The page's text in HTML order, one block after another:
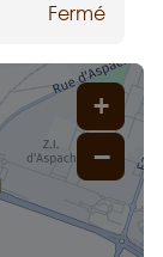
Fermé
+
−